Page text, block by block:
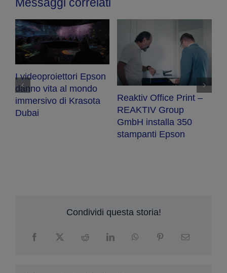
Deià Design School –
Epson Interactive
Teaching System per
un’esperienza
L’esperienza
immersiva di
supportata da Epson